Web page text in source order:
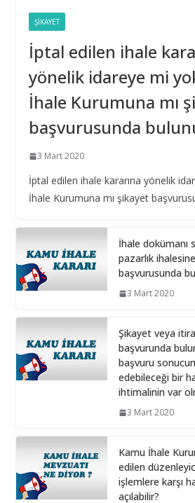
Yıl Boyunca Yapılan Alımların 3 (g)
Aşılması
16 Eylül 2025
İhale Tarihinden Sonra Yaklaşık
Güncellenmesi ve Sınır Değer
28 Şubat 2025
ortak girişim olması durumunda
10 Aralık 2024
Bilişim hizmet alımı ihalelerinde
10 Aralık 2024
İhale
tamamını
1 Şubat 2026
ŞIKAYET
İptal edilen ihale
yönelik idareye mi
İhale Kurumuna mı
başvurusunda
3 Mart 2020
İptal edilen ihale kararına yönelik
İhale Kurumuna mı şikayet
İhale dokümanı
pazarlık
başvurusunda
3 Mart 2020
Şikayet veya
başvurunda
başvuru
edebileceği bir
ihtimalinin var
3 Mart 2020
Kamu İhale
edilen
işlemlere karşı
açılabilir?